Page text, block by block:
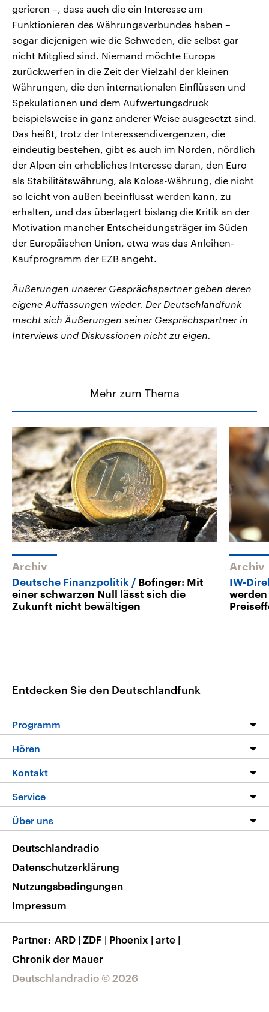
gerieren –, dass auch die ein Interesse am
Funktionieren des Währungsverbundes haben –
sogar diejenigen wie die Schweden, die selbst gar
nicht Mitglied sind. Niemand möchte Europa
zurückwerfen in die Zeit der Vielzahl der kleinen
Währungen, die den internationalen Einflüssen und
Spekulationen und dem Aufwertungsdruck
beispielsweise in ganz anderer Weise ausgesetzt sind.
Das heißt, trotz der Interessendivergenzen, die
eindeutig bestehen, gibt es auch im Norden, nördlich
der Alpen ein erhebliches Interesse daran, den Euro
als Stabilitätswährung, als Koloss-Währung, die nicht
so leicht von außen beeinflusst werden kann, zu
erhalten, und das überlagert bislang die Kritik an der
Motivation mancher Entscheidungsträger im Süden
der Europäischen Union, etwa was das Anleihen-
Kaufprogramm der EZB angeht.
Äußerungen unserer Gesprächspartner geben deren
eigene Auffassungen wieder. Der Deutschlandfunk
macht sich Äußerungen seiner Gesprächspartner in
Interviews und Diskussionen nicht zu eigen.
Mehr zum Thema
Archiv
Deutsche Finanzpolitik
Bofinger: Mit
einer schwarzen Null lässt sich die
Zukunft nicht bewältigen
Archiv
IW-
Entdecken Sie den Deutschlandfunk
Programm
Programm
Die Nachrichten
Nachrichtenleicht
Neue Beiträge auf dlf.de
Hören
Livestream
Podcasts
Deutschlandfunk App
Nachrichten App
Frequenzen
Kontakt
Hörerservice
Service
FAQ
Veranstaltungen
Musikliste
RSS
Über uns
Barrierefreiheit
Deutschlandradio © 2026
Deutschlandradio
Datenschutzerklärung
Nutzungsbedingungen
Impressum
Partner ARD | ZDF | Phoenix | arte |
Chronik der Mauer